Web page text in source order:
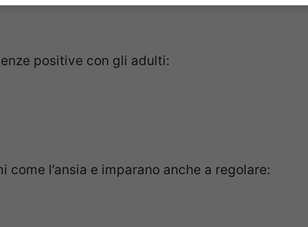
positive con gli adulti:
l’ansia e imparano anche a regolare: